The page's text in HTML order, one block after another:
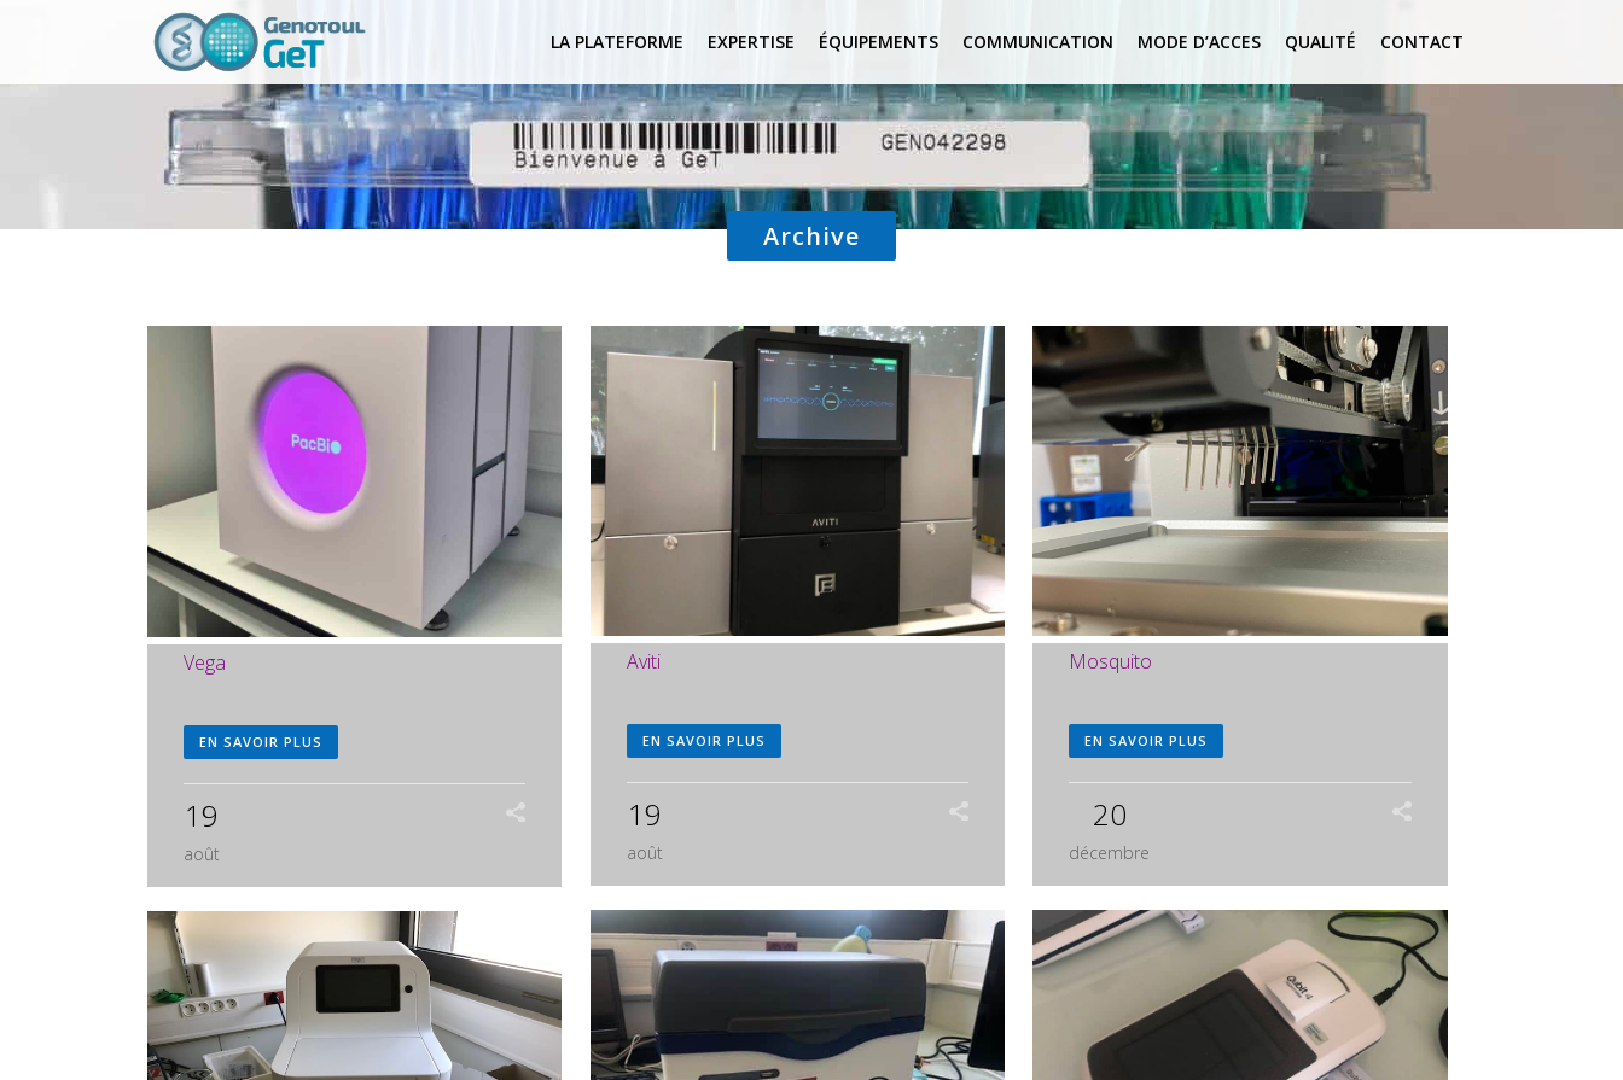
LA PLATEFORME EXPERTISE ÉQUIPEMENTS COMMUNICATION MODE D’ACCES QUALITÉ CONTACT
Archive
Vega
EN SAVOIR PLUS
19
août
Aviti
EN SAVOIR PLUS
19
août
Mosquito
EN SAVOIR PLUS
20
décembre